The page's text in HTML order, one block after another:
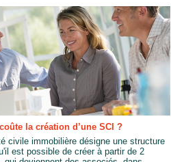
la création d’une SCI ?
civile immobilière désigne une structure
est possible de créer à partir de 2